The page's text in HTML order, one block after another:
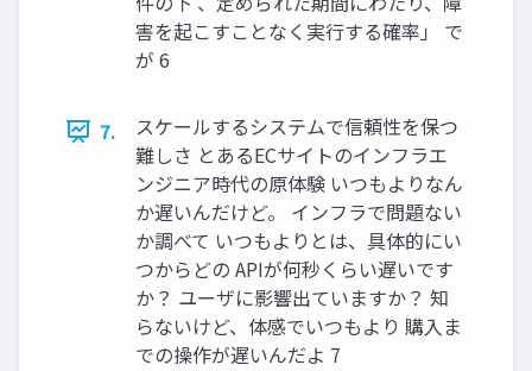
害を起こすことなく実行する確率」 で
が 6
7.
スケールするシステムで信頼性を保つ
難しさ とあるECサイトのインフラエ
ンジニア時代の原体験 いつもよりなん
か遅いんだけど。 インフラで問題ない
か調べて いつもよりとは、具体的にい
つからどの APIが何秒くらい遅いです
か？ ユーザに影響出ていますか？ 知
らないけど、体感でいつもより 購入ま
での操作が遅いんだよ 7